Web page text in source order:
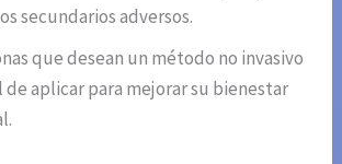
secundarios adversos.
que desean un método no invasivo
de aplicar para mejorar su bienestar